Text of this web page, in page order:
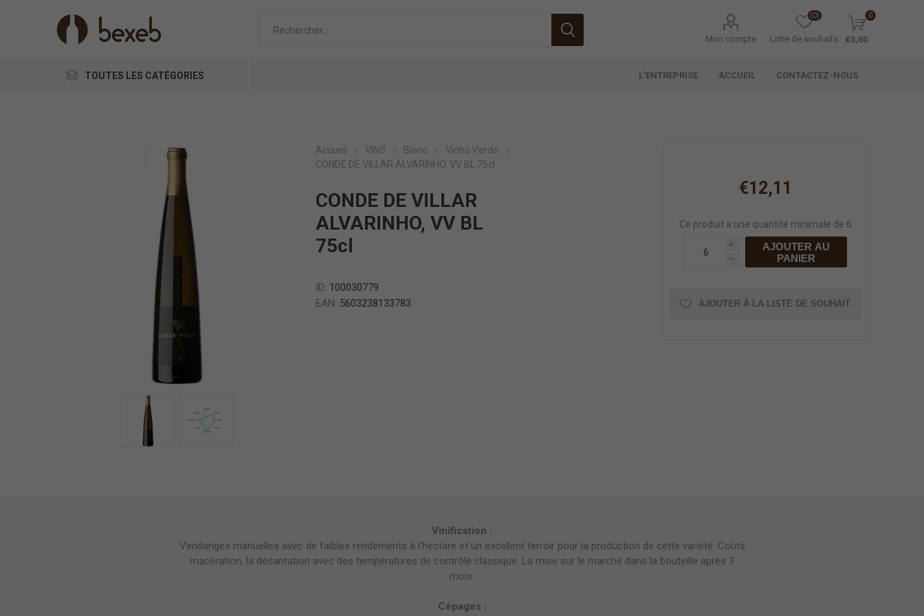
Mon compte Liste de souhaits
(0) 0
€0,00
TOUTES LES CATÉGORIES L'ENTREPRISE ACCUEIL CONTACTEZ-NOUS
Accueil VINS Blanc
Vinho Verde
CONDE DE VILLAR ALVARINHO, VV BL 75cl
CONDE DE VILLAR
ALVARINHO, VV BL
75cl
ID: 100030779
EAN: 5603238133783
€12,11
Ce produit a une quantité minimale de 6
i
h
AJOUTER AU
PANIER
AJOUTER À LA LISTE DE SOUHAIT
Vinification :
Vendanges manuelles avec de faibles rendements à l'hectare et un excellent terroir pour la production de cette variété. Coûts
macération, la décantation avec des températures de contrôle classique. La mise sur le marché dans la bouteille après 3
mois.
Cépages :